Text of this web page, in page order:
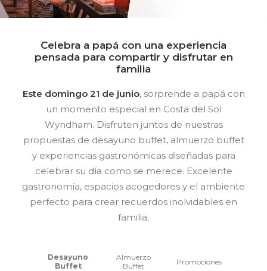
Celebra a papá con una experiencia
pensada para compartir y disfrutar en
familia
Este domingo 21 de junio, sorprende a papá con
un momento especial en Costa del Sol
Wyndham. Disfruten juntos de nuestras
propuestas de desayuno buffet, almuerzo buffet
y experiencias gastronómicas diseñadas para
celebrar su día como se merece. Excelente
gastronomía, espacios acogedores y el ambiente
perfecto para crear recuerdos inolvidables en
familia.
Desayuno
Buffet
Almuerzo
Buffet
Promociones